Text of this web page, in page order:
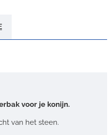
voor je konijn.
van het steen.